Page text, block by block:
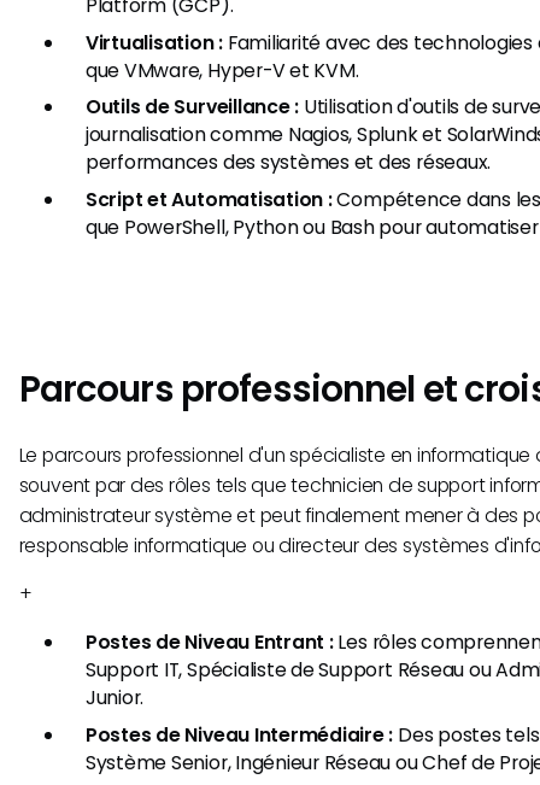
Virtualisation : Familiarité avec des
que VMware, Hyper-V et KVM.
Outils de Surveillance : Utilisation d'outils de
journalisation comme Nagios, Splunk et
performances des systèmes et des réseaux.
Script et Automatisation :Compétence dans
que PowerShell, Python ou Bash pour
Parcours professionnel et
Le parcours professionnel d'un spécialiste en
souvent par des rôles tels que technicien de support
administrateur système et peut finalement mener à des
responsable informatique ou directeur des systèmes
+
Postes de Niveau Entrant :Les rôles
Support IT, Spécialiste de Support Réseau ou
Junior.
Postes de Niveau Intermédiaire : Des postes
Système Senior, Ingénieur Réseau ou Chef de